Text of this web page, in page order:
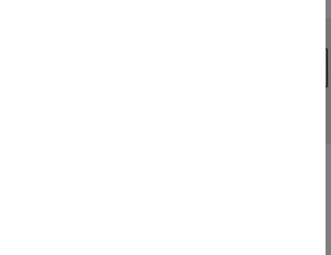
発送いたします。
ございませんのでご注意ください）
ります。